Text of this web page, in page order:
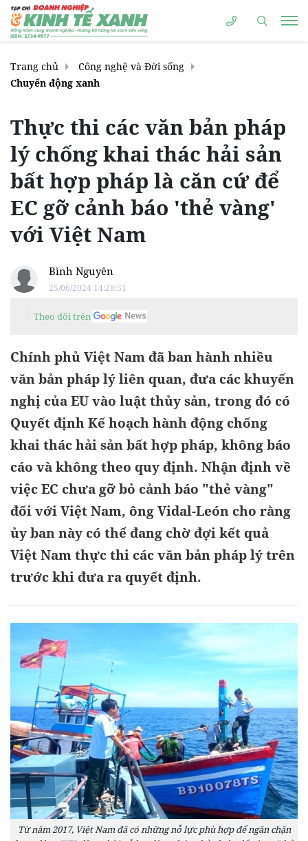
Trang chủ
Công nghệ và Đời sống
Chuyển động xanh
Thực thi các văn bản pháp
lý chống khai thác hải sản
bất hợp pháp là căn cứ để
EC gỡ cảnh báo 'thẻ vàng'
với Việt Nam
Bình Nguyên
25/06/2024 14:28:51
Theo dõi trên
Chính phủ Việt Nam đã ban hành nhiều
văn bản pháp lý liên quan, đưa các khuyến
nghị của EU vào luật thủy sản, trong đó có
Quyết định Kế hoạch hành động chống
khai thác hải sản bất hợp pháp, không báo
cáo và không theo quy định. Nhận định về
việc EC chưa gỡ bỏ cảnh báo "thẻ vàng"
đối với Việt Nam, ông Vidal-León cho rằng
ủy ban này có thể đang chờ đợi kết quả
Việt Nam thực thi các văn bản pháp lý trên
trước khi đưa ra quyết định.
Từ năm 2017, Việt Nam đã có những nỗ lực phù hợp để ngăn chặn